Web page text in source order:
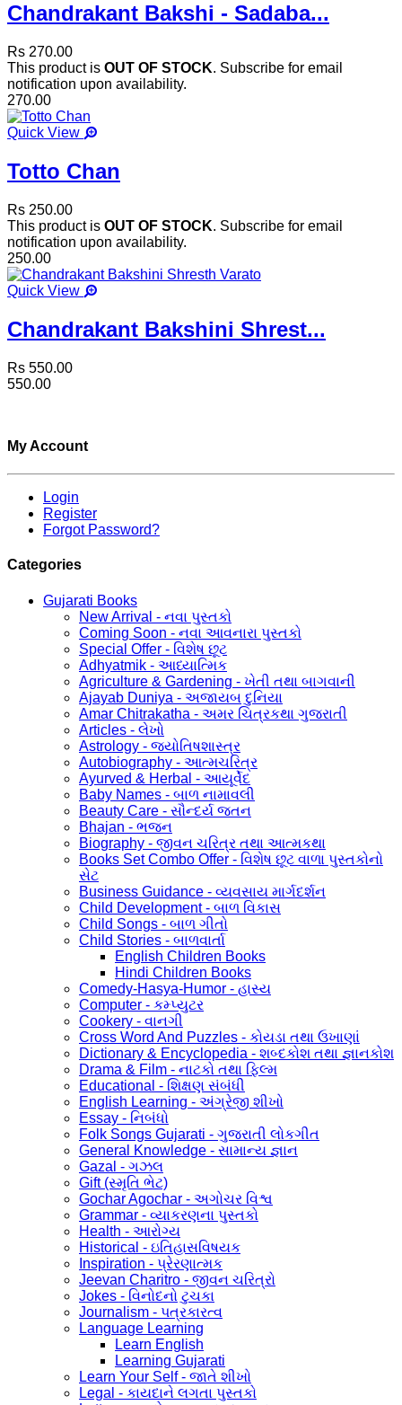
Chandrakant Bakshi - Sadaba...
Rs 270.00
This product is OUT OF STOCK. Subscribe for email
notification upon availability.
270.00
Quick View
Totto Chan
Rs 250.00
This product is OUT OF STOCK. Subscribe for email
notification upon availability.
250.00
Quick View
Chandrakant Bakshini Shrest...
Rs 550.00
550.00
My Account
Login
Register
Forgot Password?
Categories
Gujarati Books
New Arrival - નવા પુસ્તકો
Coming Soon - નવા આવનારા પુસ્તકો
Special Offer - વિશેષ છૂટ
Adhyatmik - આધ્યાત્મિક
Agriculture & Gardening - ખેતી તથા બાગવાની
Ajayab Duniya - અજાયબ દુનિયા
Amar Chitrakatha - અમર ચિત્રકથા ગુજરાતી
Articles - લેખો
Astrology - જ્યોતિષશાસ્ત્ર
Autobiography - આત્મચરિત્ર
Ayurved & Herbal - આયૂર્વેદ
Baby Names - બાળ નામાવલી
Beauty Care - સૌન્દર્ય જતન
Bhajan - ભજન
Biography - જીવન ચરિત્ર તથા આત્મકથા
Books Set Combo Offer - વિશેષ છૂટ વાળા પુસ્તકોનો
સેટ
Business Guidance - વ્યવસાય માર્ગદર્શન
Child Development - બાળ વિકાસ
Child Songs - બાળ ગીતો
Child Stories - બાળવાર્તા
English Children Books
Hindi Children Books
Comedy-Hasya-Humor - હાસ્ય
Computer - કમ્પ્યુટર
Cookery - વાનગી
Cross Word And Puzzles - કોયડા તથા ઉખાણાં
Dictionary & Encyclopedia - શબ્દકોશ તથા જ્ઞાનકોશ
Drama & Film - નાટકો તથા ફિલ્મ
Educational - શિક્ષણ સંબંધી
English Learning - અંગ્રેજી શીખો
Essay - નિબંધો
Folk Songs Gujarati - ગુજરાતી લોકગીત
General Knowledge - સામાન્ય જ્ઞાન
Gazal - ગઝલ
Gift (સ્મૃતિ ભેટ)
Gochar Agochar - અગોચર વિશ્વ
Grammar - વ્યાકરણના પુસ્તકો
Health - આરોગ્ય
Historical - ઇતિહાસવિષયક
Inspiration - પ્રેરણાત્મક
Jeevan Charitro - જીવન ચરિત્રો
Jokes - વિનોદનો ટુચકા
Journalism - પત્રકારત્વ
Language Learning
Learn English
Learning Gujarati
Learn Your Self - જાતે શીખો
Legal - કાયદાને લગતા પુસ્તકો